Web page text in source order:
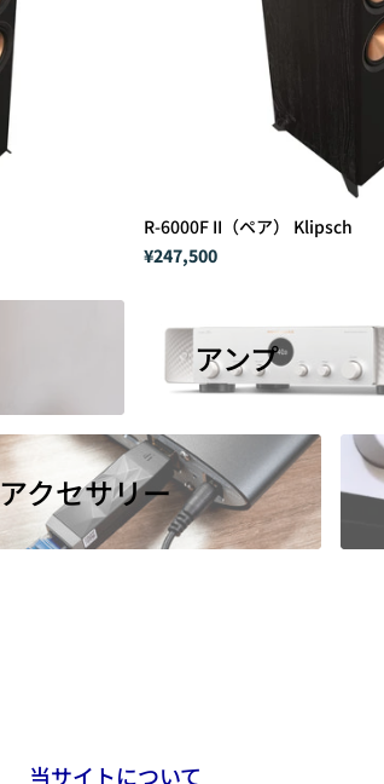
R-6000F II（ペア） Klipsch
¥247,500
アンプ
アクセサリー
当サイトについて